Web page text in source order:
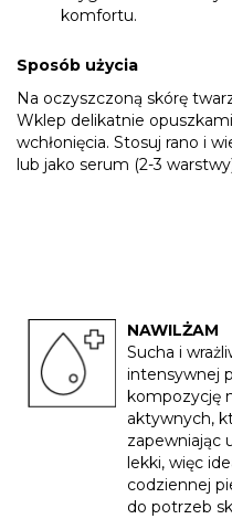
komfortu.
Sposób użycia
Na oczyszczoną skórę
Wklep delikatnie
wchłonięcia. Stosuj rano i
lub jako serum (2-3
NAWILŻAM
Sucha i
intensywnej
kompozycję
aktywnych,
zapewniając
lekki, więc
codziennej
do potrzeb